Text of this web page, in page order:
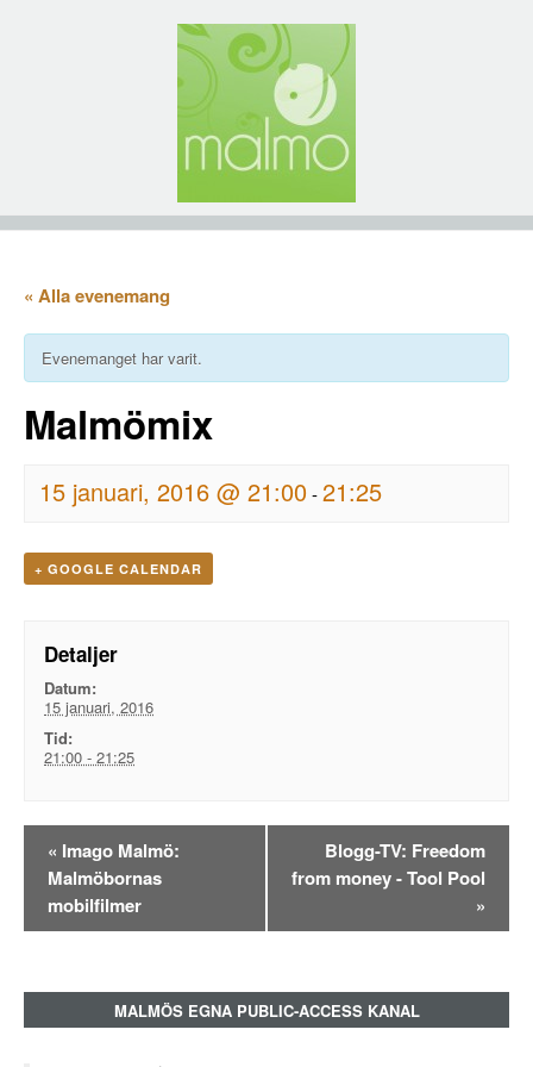
« Alla evenemang
Evenemanget har varit.
Malmömix
15 januari, 2016 @ 21:00-21:25
+ GOOGLE CALENDAR
Detaljer
Datum:
15 januari, 2016
Tid:
21:00 - 21:25
Evenemangsnavigation
« Imago Malmö:
Malmöbornas
mobilfilmer
Blogg-TV: Freedom
from money - Tool Pool
»
MALMÖS EGNA PUBLIC-ACCESS KANAL